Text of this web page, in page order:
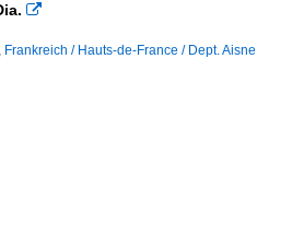

Frankreich / Hauts-de-France / Dept. Aisne